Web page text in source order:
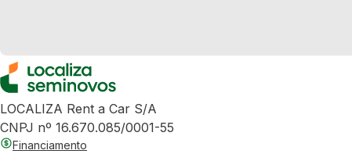
LOCALIZA Rent a Car S/A
CNPJ nº 16.670.085/0001-55
Financiamento